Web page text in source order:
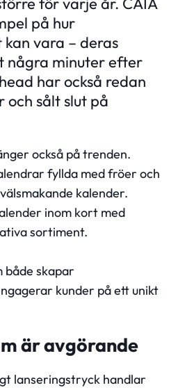
på hur
vara – deras
några minuter efter
har också redan
och sålt slut på
också på trenden.
fyllda med fröer och
kalender.
inom kort med
sortiment.
både skapar
kunder på ett unikt
är avgörande
lanseringstryck handlar